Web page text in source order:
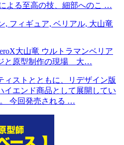
よる至高の技、細部へのこ …
, フィギュア, ベリアル, 大山竜
大山竜 ウルトラマンベリア
と原型制作の現場 大…
ィストとともに、リデザイン版
イエンド商品として展開してい
。 今回発売される …